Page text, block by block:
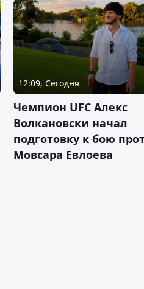
12:09, Сегодня
Чемпион UFC Алекс
Волкановски начал
подготовку к бою
Мовсара Евлоева